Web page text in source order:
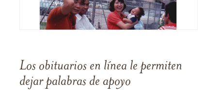
Los obituarios en línea le permiten
dejar palabras de apoyo